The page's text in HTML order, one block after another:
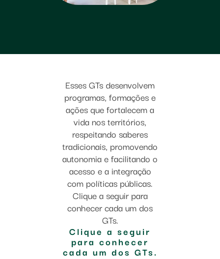
Esses GTs desenvolvem
programas, formações e
ações que fortalecem a
vida nos territórios,
respeitando saberes
tradicionais, promovendo
autonomia e facilitando o
acesso e a integração
com políticas públicas.
Clique a seguir para
conhecer cada um dos
GTs.
Clique a seguir
para conhecer
cada um dos GTs.